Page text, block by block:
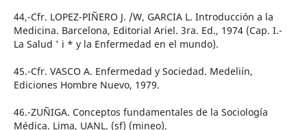
44,-Cfr. LOPEZ-PIÑERO J. /W, GARCIA L. Introducción a la
Medicina. Barcelona, Editorial Ariel. 3ra. Ed., 1974 (Cap. I.-
La Salud ' i * y la Enfermedad en el mundo).
45.-Cfr. VASCO A. Enfermedad y Sociedad. Medeliín,
Ediciones Hombre Nuevo, 1979.
46.-ZUÑIGA. Conceptos fundamentales de la Sociología
Médica. Lima, UANL. (sf) (mineo).